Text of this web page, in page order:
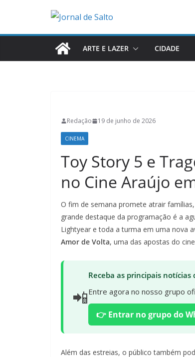
o
ARTE E LAZER CIDADE
Redação 19 de junho de 2026
CINEMA
Toy Story 5 e
no Cine Araújo
O fim de semana promete atrair
grande destaque da programação é a
Lightyear e toda a turma em uma nova
Amor de Volta, uma das apostas do
📲
Receba as principais notícias
Entre agora no nosso grupo
👉 Entrar no grupo do
Além das estreias, o público também